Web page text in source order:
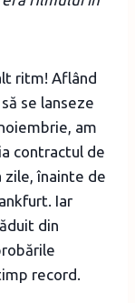
ritm! Aflând
se lanseze
am
contractul de
zile, înainte de
Iar
din
record.